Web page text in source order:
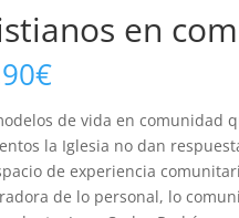
en
€
de vida en comunidad
la Iglesia no dan
de experiencia
de lo personal, lo